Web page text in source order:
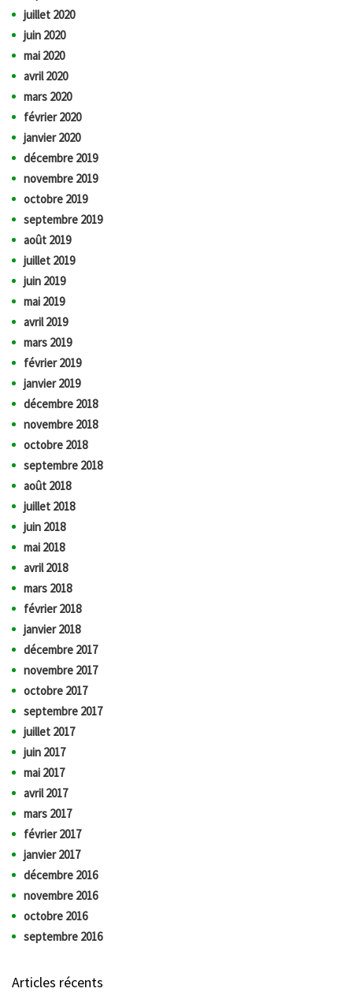
juillet 2020
juin 2020
mai 2020
avril 2020
mars 2020
février 2020
janvier 2020
décembre 2019
novembre 2019
octobre 2019
septembre 2019
août 2019
juillet 2019
juin 2019
mai 2019
avril 2019
mars 2019
février 2019
janvier 2019
décembre 2018
novembre 2018
octobre 2018
septembre 2018
août 2018
juillet 2018
juin 2018
mai 2018
avril 2018
mars 2018
février 2018
janvier 2018
décembre 2017
novembre 2017
octobre 2017
septembre 2017
juillet 2017
juin 2017
mai 2017
avril 2017
mars 2017
février 2017
janvier 2017
décembre 2016
novembre 2016
octobre 2016
septembre 2016
Articles récents